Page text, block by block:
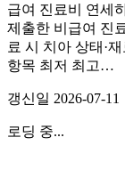
급여 진료비 연세
제출한 비급여 진
료 시 치아 상태·
항목 최저 최고…
갱신일 2026-07-11
로딩 중...